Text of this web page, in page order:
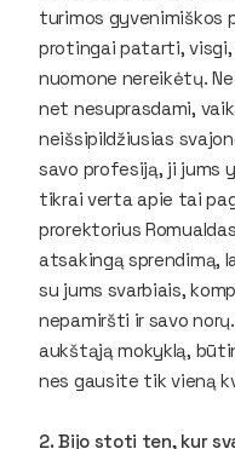
turimos gyvenimiškos
protingai patarti, visgi,
nuomone nereikėtų.
net nesuprasdami,
neišsipildžiusias
savo profesiją, ji jums
tikrai verta apie tai
prorektorius
atsakingą sprendimą,
su jums svarbiais,
nepamiršti ir savo
aukštąją mokyklą,
nes gausite tik vieną
2. Bijo stoti ten, kur